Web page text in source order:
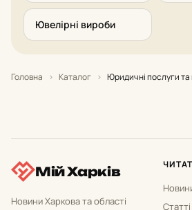
Ювелірні вироби
Головна › Каталог › Юридичні послуги
Мій Харків
Новини Харкова та області